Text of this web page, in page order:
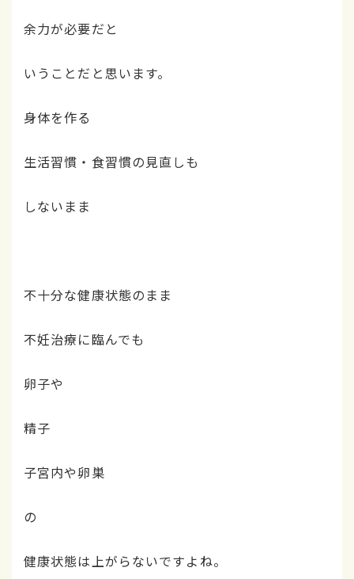
余力が必要だと
いうことだと思います。
身体を作る
生活習慣・食習慣の見直しも
しないまま
不十分な健康状態のまま
不妊治療に臨んでも
卵子や
精子
子宮内や卵巣
の
健康状態は上がらないですよね。